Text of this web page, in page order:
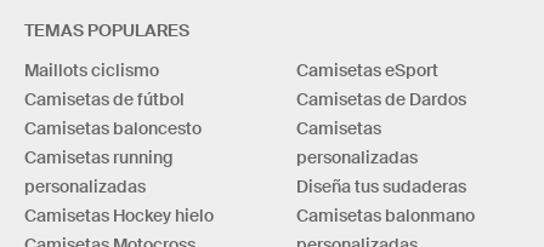
TEMAS POPULARES
Maillots ciclismo
Camisetas de fútbol
Camisetas baloncesto
Camisetas running
personalizadas
Camisetas Hockey hielo
Camisetas eSport
Camisetas de Dardos
Camisetas
personalizadas
Diseña tus sudaderas
Camisetas balonmano